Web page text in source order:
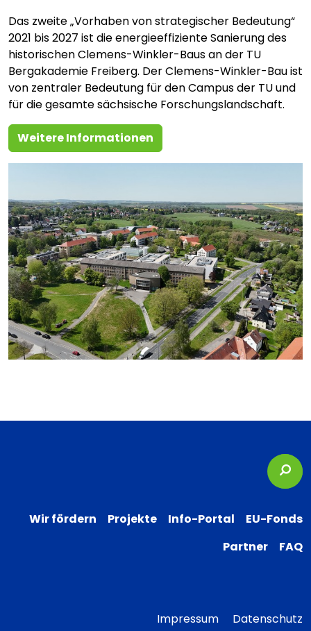
Das zweite „Vorhaben von strategischer Bedeutung“
2021 bis 2027 ist die energieeffiziente Sanierung des
historischen Clemens-Winkler-Baus an der TU
Bergakademie Freiberg. Der Clemens-Winkler-Bau ist
von zentraler Bedeutung für den Campus der TU und
für die gesamte sächsische Forschungslandschaft.
Weitere Informationen
Wir fördern Projekte Info-Portal
EU-Fonds
Partner
FAQ
Impressum Datenschutz